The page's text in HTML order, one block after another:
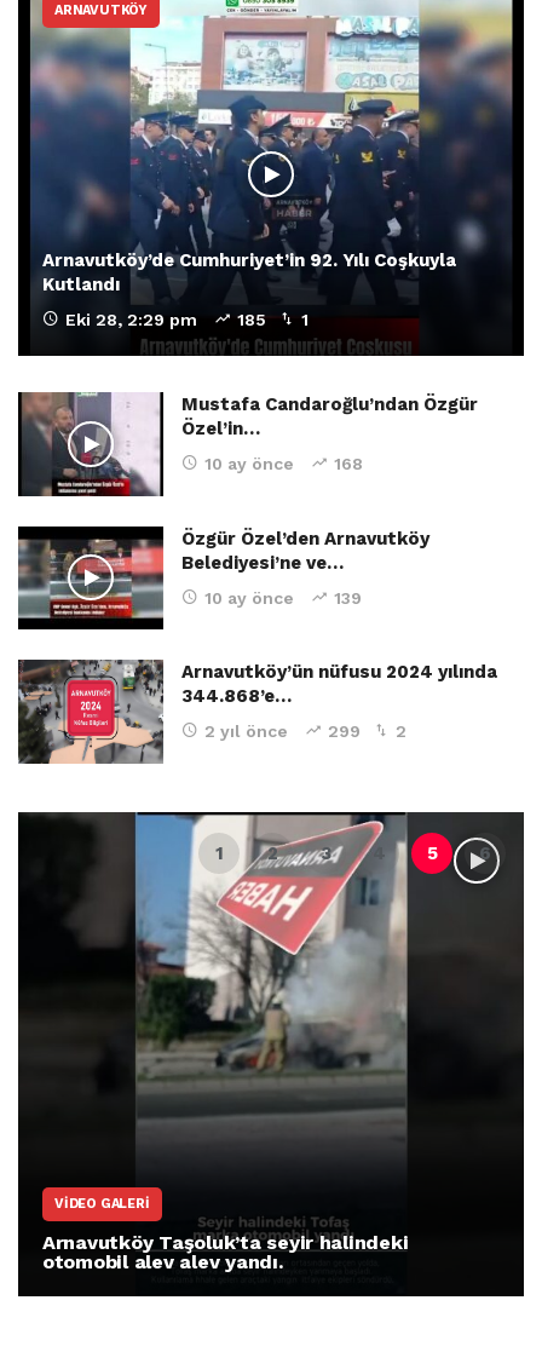
ARNAVUTKÖY
Arnavutköy’de Cumhuriyet’in 92. Yılı Coşkuyla
Kutlandı
Eki 28, 2:29 pm 185 1
Mustafa Candaroğlu’ndan Özgür
Özel’in…
10 ay önce 168
Özgür Özel’den Arnavutköy
Belediyesi’ne ve…
10 ay önce 139
Arnavutköy’ün nüfusu 2024 yılında
344.868’e…
2 yıl önce 299 2
VIDEO GALERI
Arnavutköy Taşoluk’ta seyir halindeki
otomobil alev alev yandı.